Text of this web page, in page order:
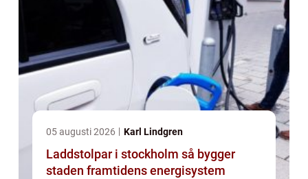
05 augusti 2026 Karl Lindgren
Laddstolpar i stockholm så bygger
staden framtidens energisystem